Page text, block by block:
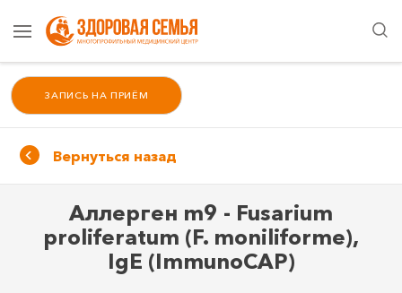
ЗАПИСЬ НА ПРИЁМ
Вернуться назад
Аллерген m9 - Fusarium
proliferatum (F. moniliforme),
IgE (ImmunoCAP)